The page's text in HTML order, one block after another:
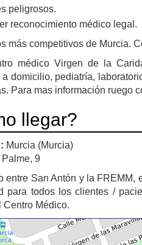
peligrosos.
reconocimiento médico legal.
más competitivos de Murcia.
médico Virgen de la
domicilio, pediatría,
Para mas información ruego
llegar?
Murcia (Murcia)
9
entre San Antón y la
para todos los clientes /
Centro Médico.